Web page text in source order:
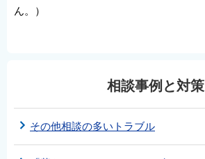
ん。）
相談事例と対策
その他相談の多いトラブル